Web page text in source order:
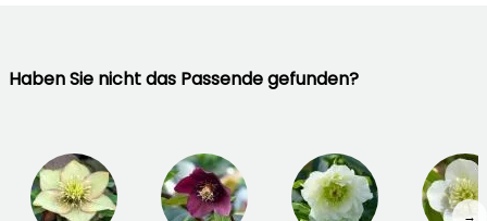
Haben Sie nicht das Passende gefunden?
→